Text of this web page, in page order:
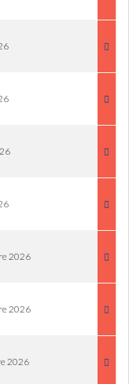
2026
2026
2026